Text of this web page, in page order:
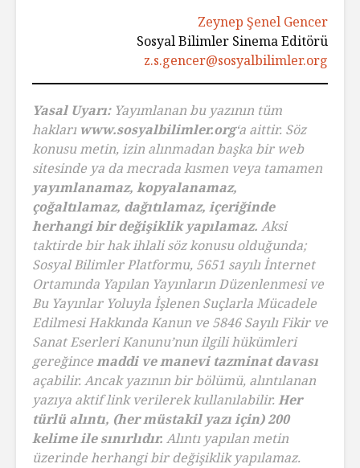
Zeynep Şenel Gencer
Sosyal Bilimler Sinema Editörü
z.s.gencer@sosyalbilimler.org
Yasal Uyarı:Yayımlanan bu yazının tüm
hakları www.sosyalbilimler.org‘a aittir. Söz
konusu metin, izin alınmadan başka bir web
sitesinde ya da mecrada kısmen veya tamamen
yayımlanamaz, kopyalanamaz,
çoğaltılamaz, dağıtılamaz, içeriğinde
herhangi bir değişiklik yapılamaz. Aksi
taktirde bir hak ihlali söz konusu olduğunda;
Sosyal Bilimler Platformu, 5651 sayılı İnternet
Ortamında Yapılan Yayınların Düzenlenmesi ve
Bu Yayınlar Yoluyla İşlenen Suçlarla Mücadele
Edilmesi Hakkında Kanun ve 5846 Sayılı Fikir ve
Sanat Eserleri Kanunu’nun ilgili hükümleri
gereğincemaddi ve manevi tazminat davası
açabilir. Ancak yazının bir bölümü, alıntılanan
yazıya aktif link verilerek kullanılabilir. Her
türlü alıntı, (her müstakil yazı için) 200
kelime ile sınırlıdır. Alıntı yapılan metin
üzerinde herhangi bir değişiklik yapılamaz.